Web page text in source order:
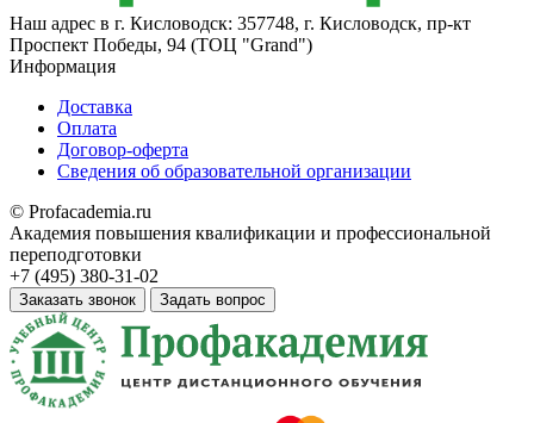
Наш адрес в г. Кисловодск: 357748, г. Кисловодск, пр-кт
Проспект Победы, 94 (ТОЦ "Grand")
Информация
Доставка
Оплата
Договор-оферта
Сведения об образовательной организации
© Profacademia.ru
Академия повышения квалификации и профессиональной
переподготовки
+7 (495) 380-31-02
Заказать звонок Задать вопрос